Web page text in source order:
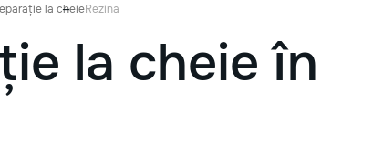
la cheieRezina
la cheie în